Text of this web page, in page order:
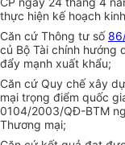
thực hiện kế hoạch
Căn cứ Thông tư số
củ Bộ Tài chính hướng
đẩy mạnh xuất khẩu;
Căn cứ Quy chế xây
mại trọng điểm quốc
0104/2003/QĐ-BTM
Thương mại;